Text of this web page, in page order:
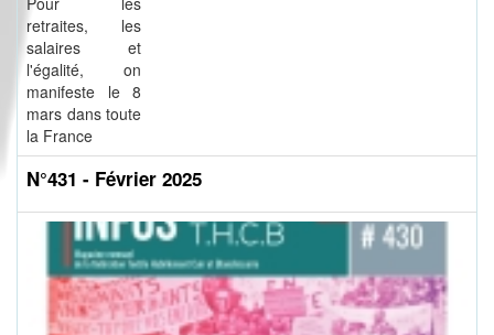
retraites, les
salaires et
l'égalité, on
manifeste le 8
mars dans toute
la France
N°431 - Février 2025